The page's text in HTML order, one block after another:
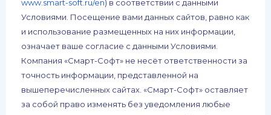
www.smart-soft.ru/en) в соответствии с данными
Условиями. Посещение вами данных сайтов, равно как
и использование размещенных на них информации,
означает ваше согласие с данными Условиями.
Компания «Смарт-Софт» не несёт ответственности за
точность информации, представленной на
вышеперечисленных сайтах. «Смарт-Софт» оставляет
за собой право изменять без уведомления любые